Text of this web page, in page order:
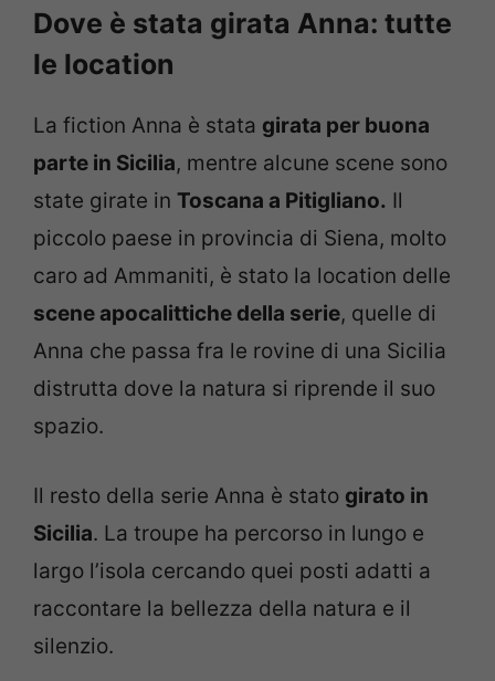
Dove è stata girata Anna: tutte
le location
La fiction Anna è stata girata per buona
parte in Sicilia, mentre alcune scene sono
state girate in Toscana a Pitigliano. Il
piccolo paese in provincia di Siena, molto
caro ad Ammaniti, è stato la location delle
scene apocalittiche della serie, quelle di
Anna che passa fra le rovine di una Sicilia
distrutta dove la natura si riprende il suo
spazio.
Il resto della serie Anna è stato girato in
Sicilia. La troupe ha percorso in lungo e
largo l’isola cercando quei posti adatti a
raccontare la bellezza della natura e il
silenzio.